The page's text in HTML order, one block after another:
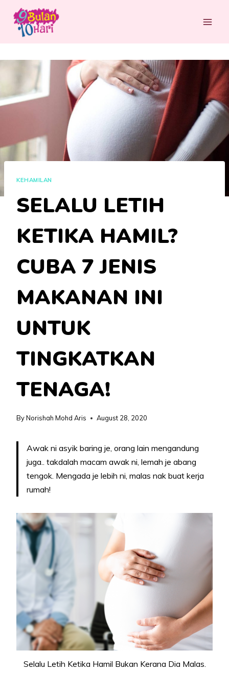
content
KEHAMILAN
SELALU LETIH
KETIKA HAMIL?
CUBA 7 JENIS
MAKANAN INI
UNTUK
TINGKATKAN
TENAGA!
ByNorishah Mohd Aris August 28, 2020
Awak ni asyik baring je, orang lain mengandung
juga.. takdalah macam awak ni, lemah je abang
tengok. Mengada je lebih ni, malas nak buat kerja
rumah!
Selalu Letih Ketika Hamil Bukan Kerana Dia Malas.